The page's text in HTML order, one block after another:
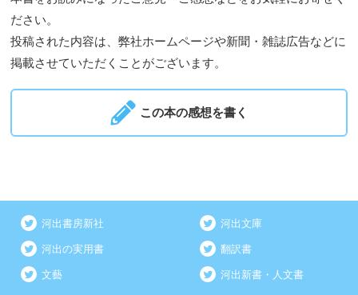
ださい。
投稿された内容は、弊社ホームページや新聞・雑誌広告などに
掲載させていただくことがございます。
この本の感想を書く
河出書房新社 河出文庫
河出の実用書 翻訳書
文藝 河出新書・人文書